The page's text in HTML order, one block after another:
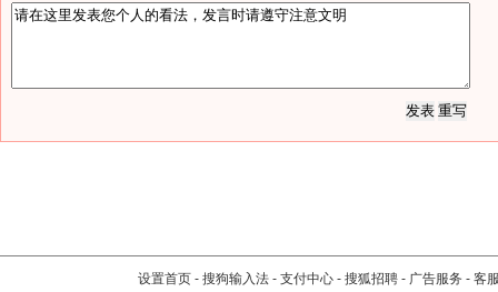
设置首页 - 搜狗输入法 - 支付中心 - 搜狐招聘 - 广告服务 - 客